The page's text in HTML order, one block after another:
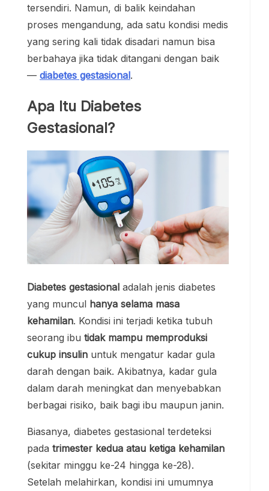
tersendiri. Namun, di balik keindahan
proses mengandung, ada satu kondisi medis
yang sering kali tidak disadari namun bisa
berbahaya jika tidak ditangani dengan baik
— diabetes gestasional.
Apa Itu Diabetes
Gestasional?
Diabetes gestasional adalah jenis diabetes
yang muncul hanya selama masa
kehamilan. Kondisi ini terjadi ketika tubuh
seorang ibu tidak mampu memproduksi
cukup insulin untuk mengatur kadar gula
darah dengan baik. Akibatnya, kadar gula
dalam darah meningkat dan menyebabkan
berbagai risiko, baik bagi ibu maupun janin.
Biasanya, diabetes gestasional terdeteksi
pada trimester kedua atau ketiga kehamilan
(sekitar minggu ke-24 hingga ke-28).
Setelah melahirkan, kondisi ini umumnya